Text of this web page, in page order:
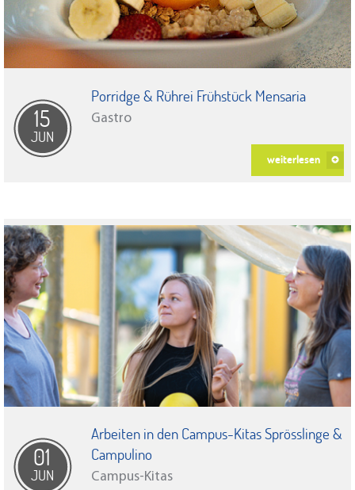
15
JUN
Porridge & Rührei Frühstück Mensaria
Gastro
weiterlesen
01
JUN
Arbeiten in den Campus-Kitas Sprösslinge &
Campulino
Campus-Kitas